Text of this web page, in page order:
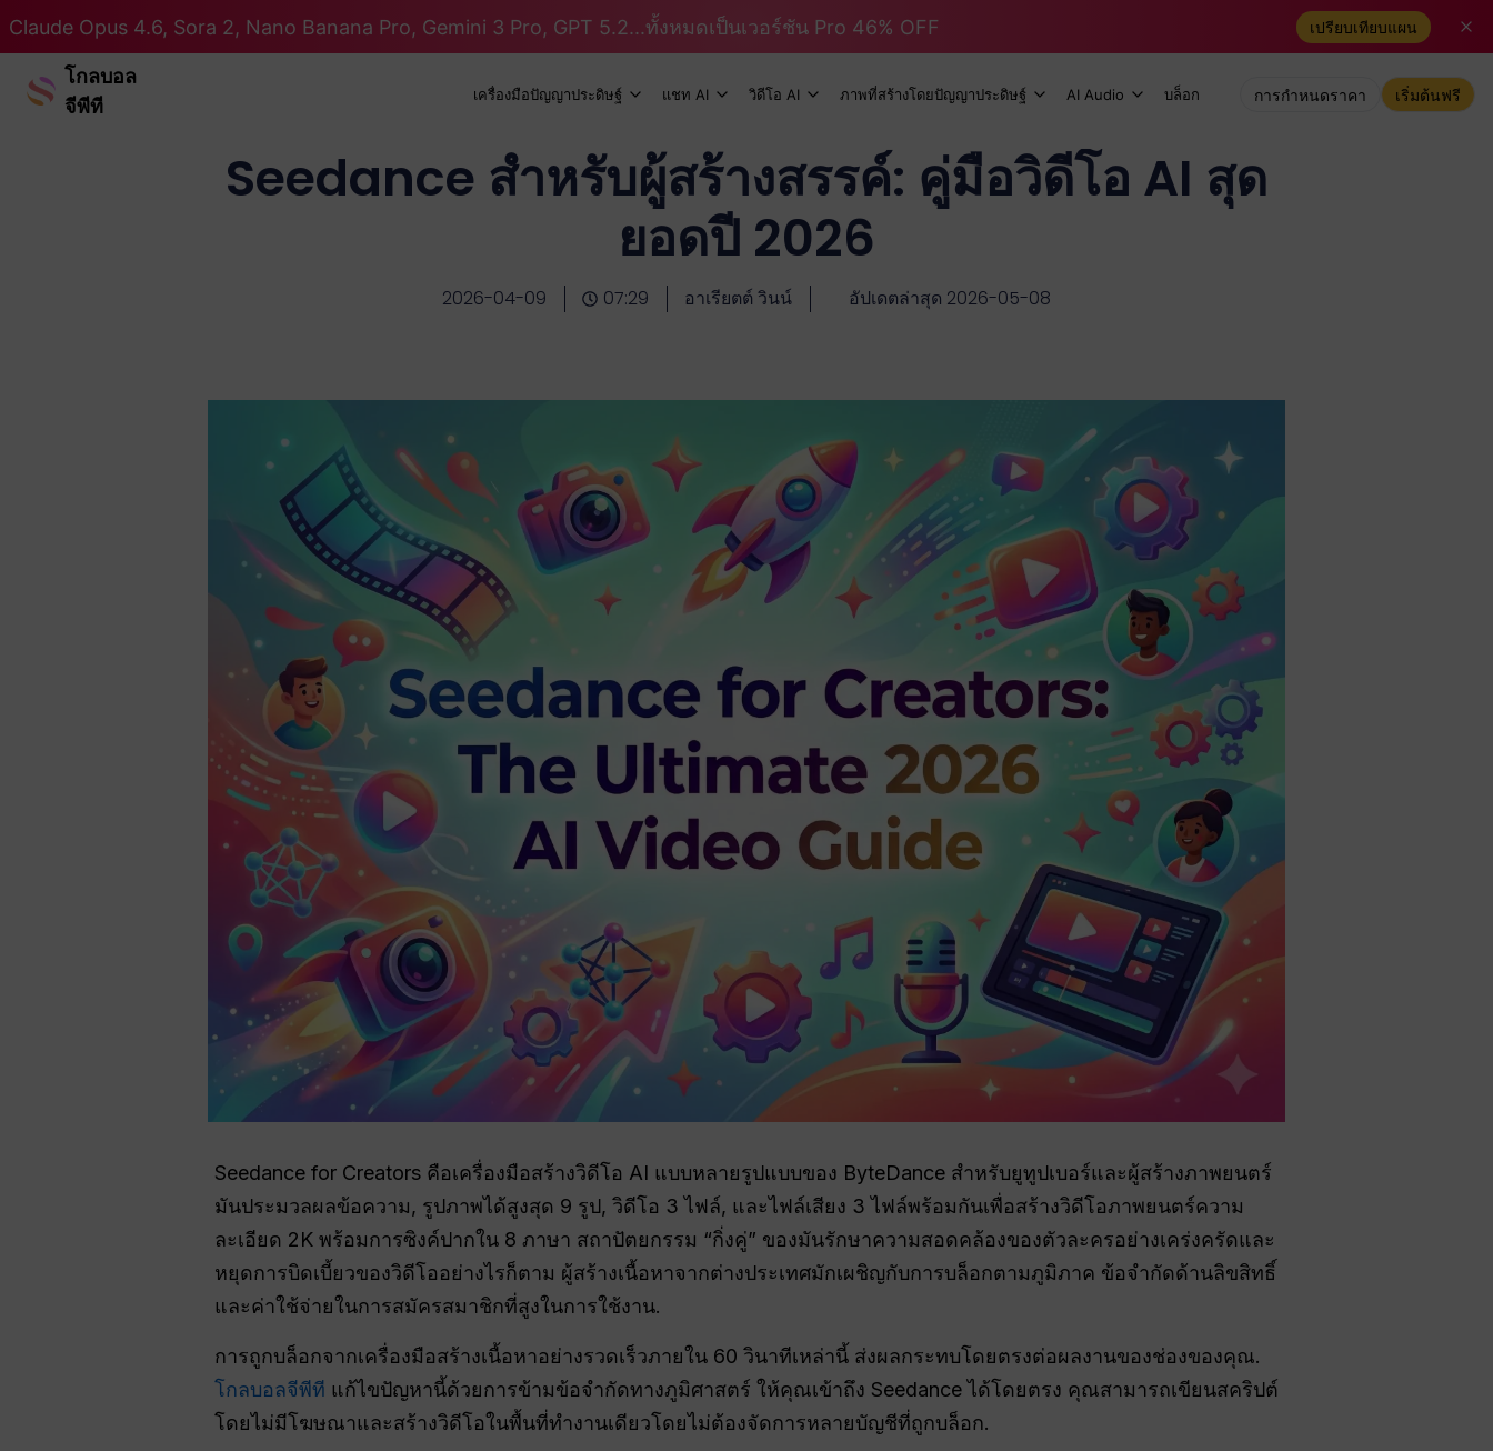
Claude Opus 4.6, Sora 2, Nano Banana Pro, Gemini 3 Pro, GPT 5.2...ทั้งหมดเป็นเวอร์ชัน Pro 46% OFF เปรียบเทียบแผน
โกลบอล
จีพีที
เครื่องมือปัญญาประดิษฐ์ แชท AI วิดีโอ AI ภาพที่สร้างโดยปัญญาประดิษฐ์ AI Audio บล็อก การกำหนดราคา เริ่มต้นฟรี
Seedance สำหรับผู้สร้างสรรค์: คู่มือวิดีโอ AI สุด
ยอดปี 2026
2026-04-09 07:29 อาเรียตต์ วินน์ อัปเดตล่าสุด 2026-05-08
Seedance for Creators คือเครื่องมือสร้างวิดีโอ AI แบบหลายรูปแบบของ ByteDance สำหรับยูทูปเบอร์และผู้สร้างภาพยนตร์
มันประมวลผลข้อความ, รูปภาพได้สูงสุด 9 รูป, วิดีโอ 3 ไฟล์, และไฟล์เสียง 3 ไฟล์พร้อมกันเพื่อสร้างวิดีโอภาพยนตร์ความ
ละเอียด 2K พร้อมการซิงค์ปากใน 8 ภาษา สถาปัตยกรรม “กิ่งคู่” ของมันรักษาความสอดคล้องของตัวละครอย่างเคร่งครัดและ
หยุดการบิดเบี้ยวของวิดีโออย่างไรก็ตาม ผู้สร้างเนื้อหาจากต่างประเทศมักเผชิญกับการบล็อกตามภูมิภาค ข้อจำกัดด้านลิขสิทธิ์
และค่าใช้จ่ายในการสมัครสมาชิกที่สูงในการใช้งาน.
การถูกบล็อกจากเครื่องมือสร้างเนื้อหาอย่างรวดเร็วภายใน 60 วินาทีเหล่านี้ ส่งผลกระทบโดยตรงต่อผลงานของช่องของคุณ.
โกลบอลจีพีที แก้ไขปัญหานี้ด้วยการข้ามข้อจำกัดทางภูมิศาสตร์ ให้คุณเข้าถึง Seedance ได้โดยตรง คุณสามารถเขียนสคริปต์
โดยไม่มีโฆษณาและสร้างวิดีโอในพื้นที่ทำงานเดียวโดยไม่ต้องจัดการหลายบัญชีที่ถูกบล็อก.